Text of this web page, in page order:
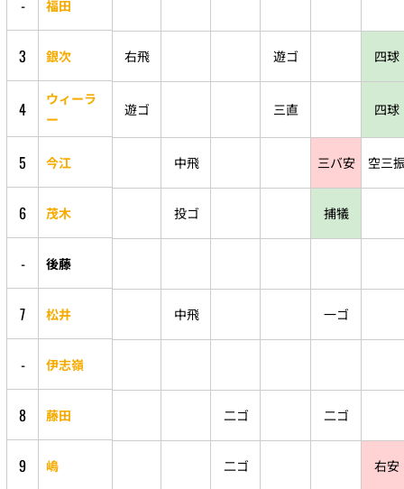
- 福田
3 銀次 右飛 遊ゴ 四球
4
ウィーラ
ー
遊ゴ 三直 四球
5 今江 中飛 三バ安 空三
6 茂木 投ゴ 捕犠
- 後藤
7 松井 中飛 一ゴ
- 伊志嶺
8 藤田 二ゴ 二ゴ
9 嶋 二ゴ 右安